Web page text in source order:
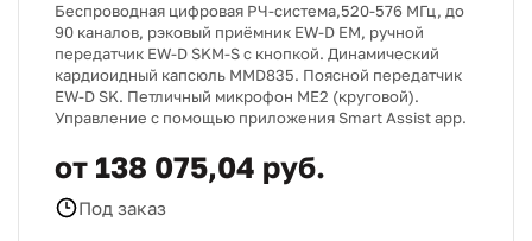
Беспроводная цифровая РЧ-система,520-576 МГц, до
90 каналов, рэковый приёмник EW-D EM, ручной
передатчик EW-D SKM-S с кнопкой. Динамический
кардиоидный капсюль MMD835. Поясной передатчик
EW-D SK. Петличный микрофон ME2 (круговой).
Управление с помощью приложения Smart Assist app.
от 138 075,04 руб.
Под заказ